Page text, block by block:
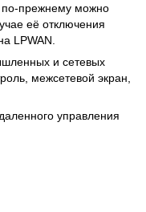
по-прежнему можно
её отключения
LPWAN.
и сетевых
межсетевой экран,
управления